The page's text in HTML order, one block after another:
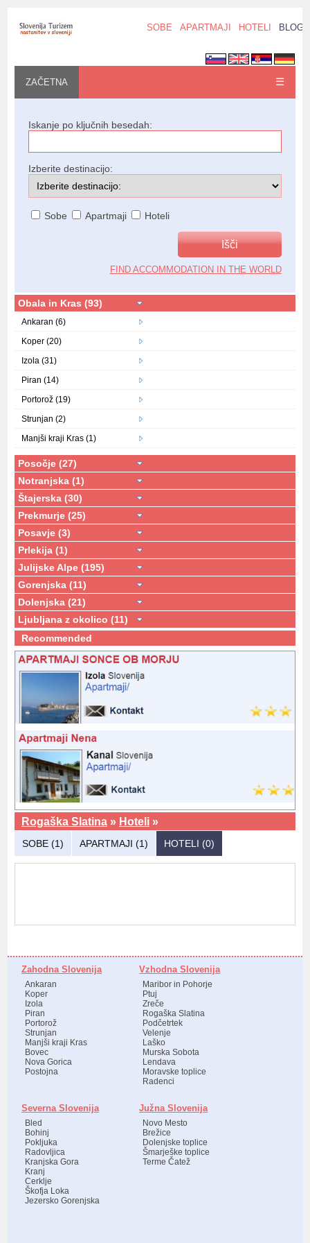
SOBE APARTMAJI HOTELI BLOG
ZAČETNA ☰
Iskanje po ključnih besedah:
Izberite destinacijo:
Sobe Apartmaji Hoteli
FIND ACCOMMODATION IN THE WORLD
Obala in Kras (93)
Ankaran (6)
Koper (20)
Izola (31)
Piran (14)
Portorož (19)
Strunjan (2)
Manjši kraji Kras (1)
Posočje (27)
Notranjska (1)
Štajerska (30)
Prekmurje (25)
Posavje (3)
Prlekija (1)
Julijske Alpe (195)
Gorenjska (11)
Dolenjska (21)
Ljubljana z okolico (11)
Recommended
Rogaška Slatina » Hoteli »
SOBE (1) APARTMAJI (1) HOTELI (0)
Zahodna Slovenija
Ankaran
Koper
Izola
Piran
Portorož
Strunjan
Manjši kraji Kras
Bovec
Nova Gorica
Postojna
Vzhodna Slovenija
Maribor in Pohorje
Ptuj
Zreče
Rogaška Slatina
Podčetrtek
Velenje
Laško
Murska Sobota
Lendava
Moravske toplice
Radenci
Severna Slovenija
Bled
Bohinj
Pokljuka
Radovljica
Kranjska Gora
Kranj
Cerklje
Škofja Loka
Jezersko Gorenjska
Južna Slovenija
Novo Mesto
Brežice
Dolenjske toplice
Šmarješke toplice
Terme Čatež